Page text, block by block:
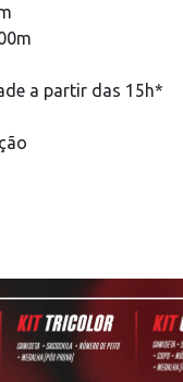
a partir das 15h*